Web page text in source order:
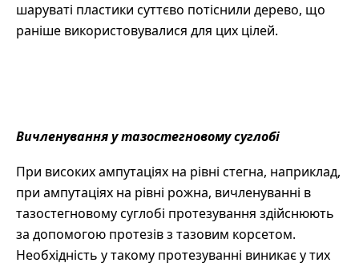
шаруваті пластики суттєво потіснили дерево, що
раніше використовувалися для цих цілей.
Вичленування у тазостегновому суглобі
При високих ампутаціях на рівні стегна, наприклад,
при ампутаціях на рівні рожна, вичленуванні в
тазостегновому суглобі протезування здійснюють
за допомогою протезів з тазовим корсетом.
Необхідність у такому протезуванні виникає у тих